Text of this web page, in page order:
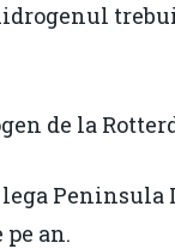
de la
Peninsula
an.